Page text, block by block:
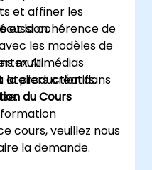
et affiner les
et la cohérence de
multimédias
la production dans
les modèles de
AI.
ateliers créatifs.
du Cours
cours, veuillez nous
la demande.